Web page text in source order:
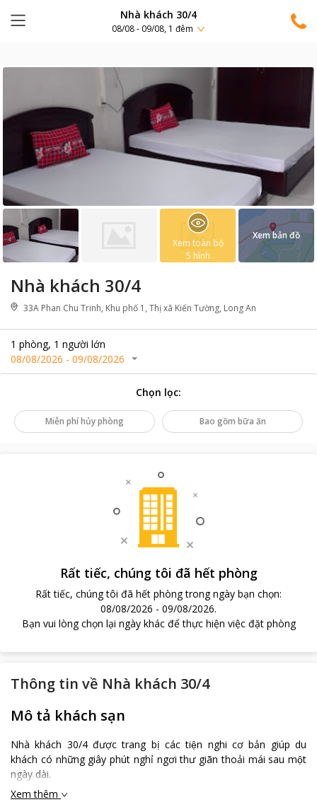
Nhà khách 30/4
08/08 - 09/08, 1 đêm
Nhà khách 30/4
33A Phan Chu Trinh, Khu phố 1, Thị xã Kiến Tường, Long An
1 phòng, 1 người lớn
08/08/2026 - 09/08/2026
Xem toàn bộ
5 hình
Xem bản đồ
Chọn lọc:
Miễn phí hủy phòng Bao gồm bữa ăn
Rất tiếc, chúng tôi đã hết phòng
Rất tiếc, chúng tôi đã hết phòng trong ngày bạn chọn:
08/08/2026 - 09/08/2026.
Bạn vui lòng chọn lại ngày khác để thực hiện việc đặt phòng
Thông tin về Nhà khách 30/4
Mô tả khách sạn
Nhà khách 30/4 được trang bị các tiện nghi cơ bản giúp du
khách có những giây phút nghỉ ngơi thư giãn thoải mái sau một
ngày dài.
Xem thêm